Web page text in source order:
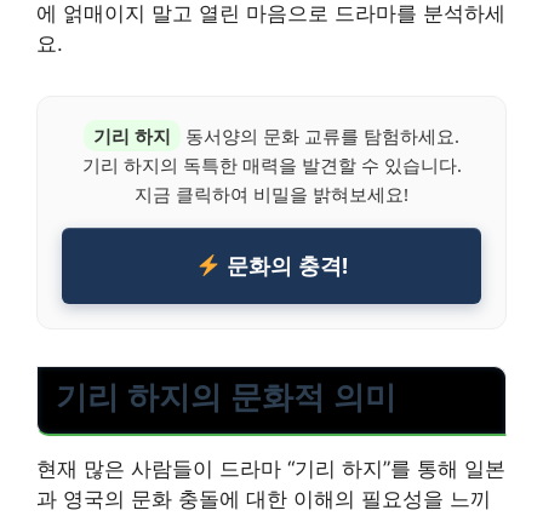
에 얽매이지 말고 열린 마음으로 드라마를 분석하세
요.
기리 하지
동서양의 문화 교류를 탐험하세요.
기리 하지의 독특한 매력을 발견할 수 있습니다.
지금 클릭하여 비밀을 밝혀보세요!
문화의 충격!
기리 하지의 문화적 의미
현재 많은 사람들이 드라마 “기리 하지”를 통해 일본
과 영국의 문화 충돌에 대한 이해의 필요성을 느끼